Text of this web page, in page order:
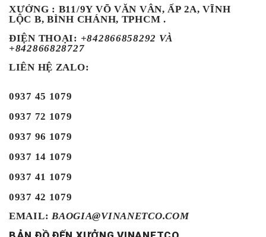
XƯỞNG : B11/9Y VÕ VĂN VÂN, ẤP 2A, VĨNH
LỘC B, BÌNH CHÁNH, TPHCM .
ĐIỆN THOẠI: +842866858292 VÀ
+842866828727
LIÊN HỆ ZALO:
0937 45 1079
0937 72 1079
0937 96 1079
0937 14 1079
0937 41 1079
0937 42 1079
EMAIL: BAOGIA@VINANETCO.COM